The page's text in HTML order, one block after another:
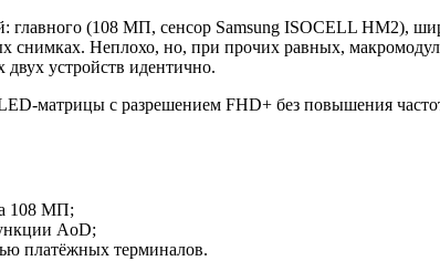
главного (108 МП, сенсор Samsung ISOCELL HM2),
снимках. Неплохо, но, при прочих равных,
двух устройств идентично.
матрицы с разрешением FHD+ без повышения
108 МП;
AoD;
платёжных терминалов.